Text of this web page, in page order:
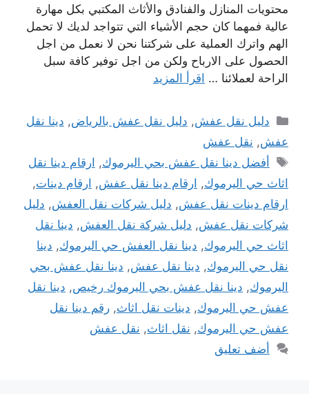
محتويات المنازل والفنادق والأثاث المكتبي بكل مهارة
عالية فمهما كان حجم الأشياء التي تتواجد لديك لا تحمل
الهم واترك العملية على شركتنا نحن لا نعمل من اجل
الحصول على الارباح ولكن من اجل توفير كافة سبل
الراحة لعملائنا … اقرأ المزيد
التصنيفات
دليل نقل عفش, دليل نقل عفش بالرياض, دينا نقل
عفش, نقل عفش
الوسوم
أفضل دينا نقل عفش بحي اليرموك, ارقام دينا نقل
اثاث حي اليرموك, ارقام دينا نقل عفش, ارقام دينات,
ارقام دينات نقل عفش, دليل شركات نقل العفش, دليل
شركات نقل عفش, دليل شركة نقل العفش, دينا نقل
اثاث حي اليرموك, دينا نقل العفش حي اليرموك, دينا
نقل حي اليرموك, دينا نقل عفش, دينا نقل عفش بحي
اليرموك, دينا نقل عفش بحي اليرموك رخيص, دينا نقل
عفش حي اليرموك, دينات نقل اثاث, رقم دينا نقل
عفش حي اليرموك, نقل اثاث, نقل عفش
أضف تعليق